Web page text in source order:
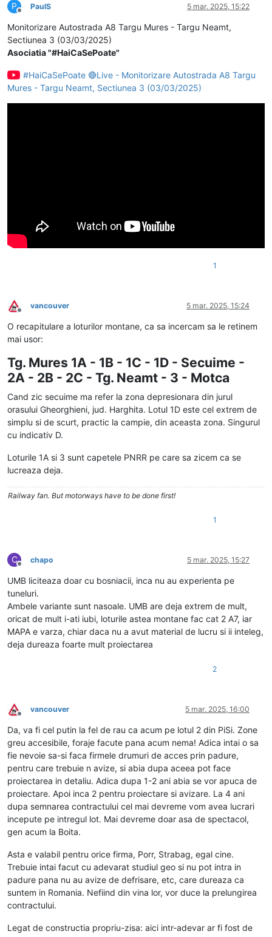
P
Deconectat
PaulS 5 mar. 2025, 15:22
Monitorizare Autostrada A8 Targu Mures - Targu Neamt,
Sectiunea 3 (03/03/2025)
Asociatia "#HaiCaSePoate"
#HaiCaSePoate 🔴Live - Monitorizare Autostrada A8 Targu
Mures - Targu Neamt, Sectiunea 3 (03/03/2025)
1
Deconectat
vancouver 5 mar. 2025, 15:24
O recapitulare a loturilor montane, ca sa incercam sa le retinem
mai usor:
Tg. Mures 1A - 1B - 1C - 1D - Secuime -
2A - 2B - 2C - Tg. Neamt - 3 - Motca
Cand zic secuime ma refer la zona depresionara din jurul
orasului Gheorghieni, jud. Harghita. Lotul 1D este cel extrem de
simplu si de scurt, practic la campie, din aceasta zona. Singurul
cu indicativ D.
Loturile 1A si 3 sunt capetele PNRR pe care sa zicem ca se
lucreaza deja.
Railway fan. But motorways have to be done first!
1
C
Deconectat
chapo 5 mar. 2025, 15:27
UMB liciteaza doar cu bosniacii, inca nu au experienta pe
tuneluri.
Ambele variante sunt nasoale. UMB are deja extrem de mult,
oricat de mult i-ati iubi, loturile astea montane fac cat 2 A7, iar
MAPA e varza, chiar daca nu a avut material de lucru si ii inteleg,
deja dureaza foarte mult proiectarea
2
Deconectat
vancouver 5 mar. 2025, 16:00
Da, va fi cel putin la fel de rau ca acum pe lotul 2 din PiSi. Zone
greu accesibile, foraje facute pana acum nema! Adica intai o sa
fie nevoie sa-si faca firmele drumuri de acces prin padure,
pentru care trebuie n avize, si abia dupa aceea pot face
proiectarea in detaliu. Adica dupa 1-2 ani abia se vor apuca de
proiectare. Apoi inca 2 pentru proiectare si avizare. La 4 ani
dupa semnarea contractului cel mai devreme vom avea lucrari
incepute pe intregul lot. Mai devreme doar asa de spectacol,
gen acum la Boita.
Asta e valabil pentru orice firma, Porr, Strabag, egal cine.
Trebuie intai facut cu adevarat studiul geo si nu pot intra in
padure pana nu au avize de defrisare, etc, care dureaza ca
suntem in Romania. Nefiind din vina lor, vor duce la prelungirea
contractului.
Legat de constructia propriu-zisa: aici intr-adevar ar fi fost de